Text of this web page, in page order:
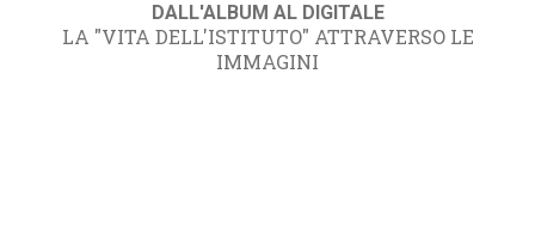
DALL'ALBUM AL DIGITALE
LA "VITA DELL'ISTITUTO" ATTRAVERSO LE
IMMAGINI